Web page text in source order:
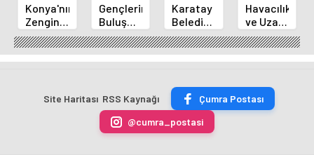
Konya'nın
Zengin
Mutfağı
GastroFest'te
Tanıtılacak
Gençlerin
Buluşma
Noktası
Talha
Bayrakçı
Yükseliyor
Karatay
Belediye
Başkanı
Kılca
Yeni
Açıkladı
Havacılık
ve Uzay
Yaz
Kursu
Başladı
Site Haritası RSS Kaynağı
Çumra Postası
@cumra_postasi